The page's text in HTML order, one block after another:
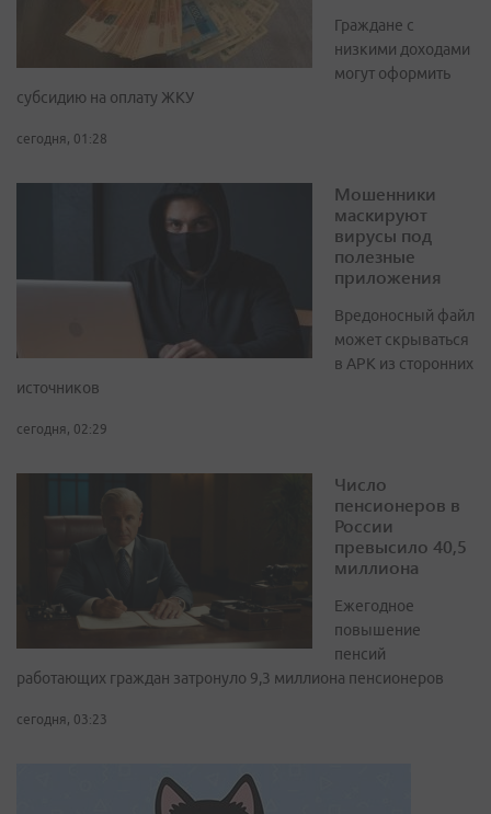
Граждане с
низкими доходами
могут оформить
субсидию на оплату ЖКУ
сегодня, 01:28
Мошенники
маскируют
вирусы под
полезные
приложения
Вредоносный файл
может скрываться
в APK из сторонних
источников
сегодня, 02:29
Число
пенсионеров в
России
превысило 40,5
миллиона
Ежегодное
повышение
пенсий
работающих граждан затронуло 9,3 миллиона пенсионеров
сегодня, 03:23